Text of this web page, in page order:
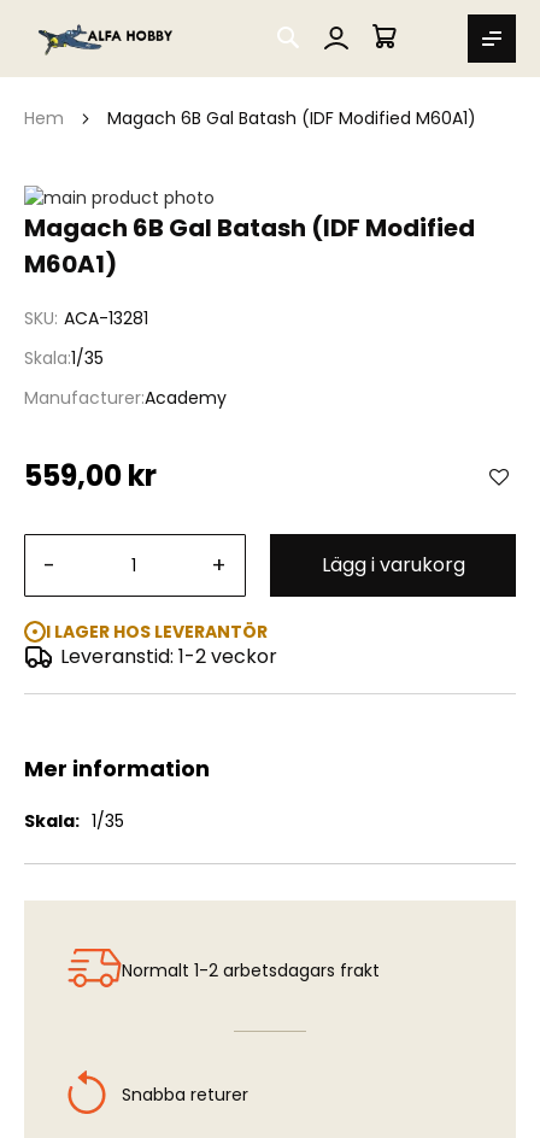
SEARCH
MIN VARUKORG
Hem Magach 6B Gal Batash (IDF Modified M60A1)
Magach 6B Gal Batash (IDF Modified
M60A1)
SKU ACA-13281
Skala 1/35
ManufacturerAcademy
559,00 kr
- + Lägg i varukorg
I LAGER HOS LEVERANTÖR
Leveranstid: 1-2 veckor
Hoppa
till
slutet
av
Magach 6B Gal Batash (IDF Modified M60A1)
Hoppa
början
bildgalleriet
Mer information
Mer
1/35
Normalt 1-2 arbetsdagars frakt
Snabba returer